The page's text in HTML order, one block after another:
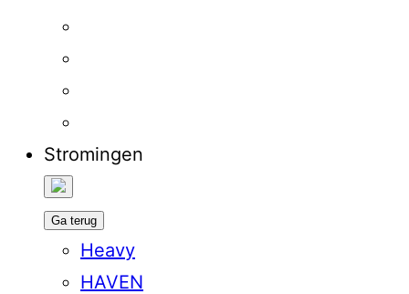
Stromingen
Ga terug
Heavy
HAVEN